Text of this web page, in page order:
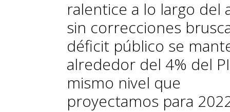
ralentice a lo largo del
sin correcciones
déficit público se
alrededor del 4% del
mismo nivel que
proyectamos para